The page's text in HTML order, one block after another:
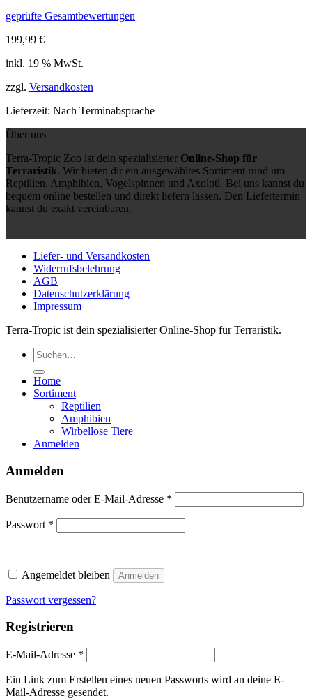
geprüfte Gesamtbewertungen
199,99 €
inkl. 19 % MwSt.
zzgl. Versandkosten
Lieferzeit: Nach Terminabsprache
Über uns
Terra-Tropic Zoo ist dein spezialisierter Online-Shop für
Terraristik. Wir bieten dir ein ausgewähltes Sortiment rund um
Reptilien, Amphibien, Vogelspinnen und Axolotl. Bei uns kannst du
bequem online bestellen und direkt liefern lassen. Den Liefertermin
kannst du exakt vereinbaren.
Liefer- und Versandkosten
Widerrufsbelehrung
AGB
Datenschutzerklärung
Impressum
Terra-Tropic ist dein spezialisierter Online-Shop für Terraristik.
Suchen
nach:
Home
Sortiment
Reptilien
Amphibien
Wirbellose Tiere
Anmelden
Anmelden
Benutzername oder E-Mail-Adresse *
Passwort *
Angemeldet bleiben Anmelden
Passwort vergessen?
Registrieren
E-Mail-Adresse *
Ein Link zum Erstellen eines neuen Passworts wird an deine E-
Mail-Adresse gesendet.